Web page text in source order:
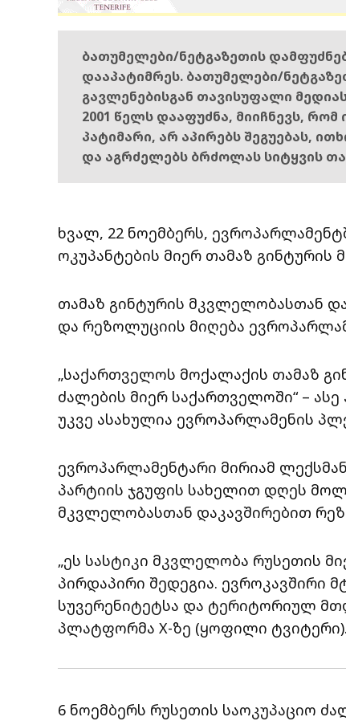
ბათუმელები/ნეტგაზეთის
დააპატიმრეს. ბათუმელები/
გავლენებისგან თავისუფალი
2001 წელს დააფუძნა, მიიჩნევს,
პატიმარი, არ აპირებს შეგუებას,
და აგრძელებს ბრძოლას სიტყვის
ხვალ, 22 ნოემბერს,
ოკუპანტების მიერ თამაზ
თამაზ გინტურის მკვლელობასთან
და რეზოლუციის მიღება
„საქართველოს მოქალაქის თამაზ
ძალების მიერ საქართველოში“ –
უკვე ასახულია ევროპარლამენის
ევროპარლამენტარი მირიამ
პარტიის ჯგუფის სახელით დღეს
მკვლელობასთან დაკავშირებით
„ეს სასტიკი მკვლელობა რუსეთის
პირდაპირი შედეგია. ევროკავშირი
სუვერენიტეტსა და ტერიტორიულ
პლატფორმა X-ზე (ყოფილი ტვიტერი).
6 ნოემბერს რუსეთის საოკუპაციო